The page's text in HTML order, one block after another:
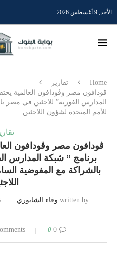
الأحد, 9 أغسطس 2026
Home
تقارير
ڤودافون مصر وڤودافون العالمية
المدارس الفورية” للاجئين في مصر
للأمم المتحدة لشؤون اللاجئين
ڤودافون مصر وڤودافون
برنامج ” شبكة المدارس
بالشراكة مع المفوضية
written by وفاء الشابوري
0 comments
0